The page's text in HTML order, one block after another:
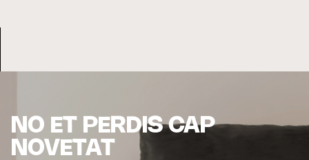
NO ET PERDIS CAP
NOVETAT